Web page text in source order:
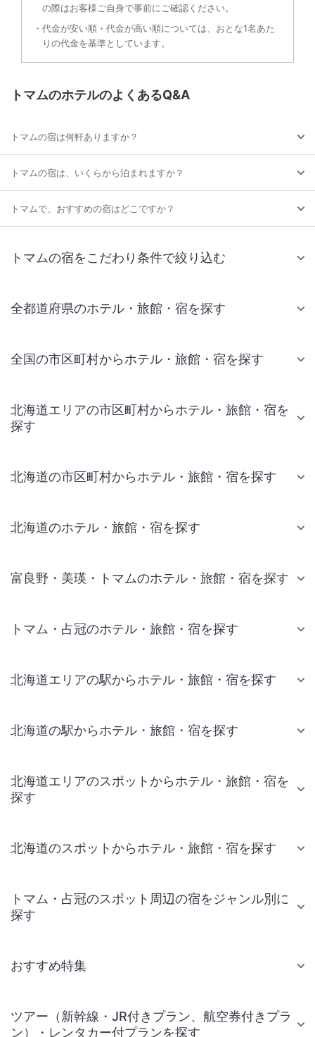
の際はお客様ご自身で事前にご確認ください。
代金が安い順・代金が高い順については、おとな1名あた
りの代金を基準としています。
トマムのホテルのよくあるQ&A
トマムの宿は何軒ありますか？
トマムの宿は、いくらから泊まれますか？
トマムで、おすすめの宿はどこですか？
トマムの宿をこだわり条件で絞り込む
全都道府県のホテル・旅館・宿を探す
全国の市区町村からホテル・旅館・宿を探す
北海道エリアの市区町村からホテル・旅館・宿を
探す
北海道の市区町村からホテル・旅館・宿を探す
北海道のホテル・旅館・宿を探す
富良野・美瑛・トマムのホテル・旅館・宿を探す
トマム・占冠のホテル・旅館・宿を探す
北海道エリアの駅からホテル・旅館・宿を探す
北海道の駅からホテル・旅館・宿を探す
北海道エリアのスポットからホテル・旅館・宿を
探す
北海道のスポットからホテル・旅館・宿を探す
トマム・占冠のスポット周辺の宿をジャンル別に
探す
おすすめ特集
ツアー（新幹線・JR付きプラン、航空券付きプラ
ン）・レンタカー付プランを探す